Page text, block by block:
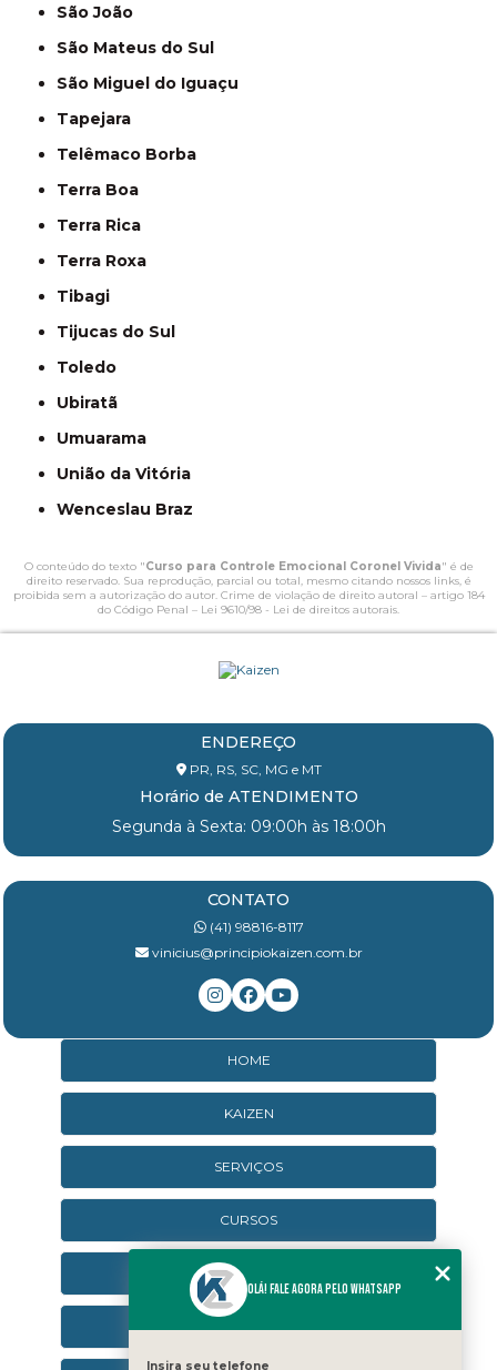
São João
São Mateus do Sul
São Miguel do Iguaçu
Tapejara
Telêmaco Borba
Terra Boa
Terra Rica
Terra Roxa
Tibagi
Tijucas do Sul
Toledo
Ubiratã
Umuarama
União da Vitória
Wenceslau Braz
O conteúdo do texto "Curso para Controle Emocional Coronel Vivida" é de
direito reservado. Sua reprodução, parcial ou total, mesmo citando nossos links, é
proibida sem a autorização do autor. Crime de violação de direito autoral – artigo 184
do Código Penal – Lei 9610/98 - Lei de direitos autorais.
ENDEREÇO
PR, RS, SC, MG e MT
Horário de ATENDIMENTO
Segunda à Sexta: 09:00h às 18:00h
CONTATO
(41) 98816-8117
vinicius@principiokaizen.com.br
HOME
KAIZEN
SERVIÇOS
CURSOS
CURSOS ONLINE
Olá! Fale agora pelo WhatsApp
Insira seu telefone